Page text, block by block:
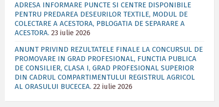
ADRESA INFORMARE PUNCTE SI CENTRE DISPONIBILE
PENTRU PREDAREA DESEURILOR TEXTILE, MODUL DE
COLECTARE A ACESTORA, PBLOGATIA DE SEPARARE A
ACESTORA. 23 iulie 2026
ANUNT PRIVIND REZULTATELE FINALE LA CONCURSUL DE
PROMOVARE IN GRAD PROFESIONAL, FUNCTIA PUBLICA
DE CONSILIER, CLASA I, GRAD PROFESIONAL SUPERIOR
DIN CADRUL COMPARTIMENTULUI REGISTRUL AGRICOL
AL ORASULUI BUCECEA. 22 iulie 2026